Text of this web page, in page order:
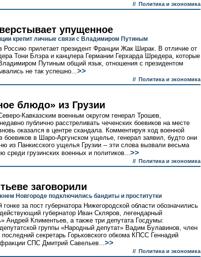
// Политика и экономика
упущенное
крепит личные связи с Владимиром Путиным
Россию прилетает президент Франции Жак Ширак. В отличие от
Тони Блэра и канцлера Германии Герхарда Шредера, которые
Путиным общий язык, отношения с президентом
не так успешно...>>
// Политика и экономика
блюдо» из Грузии
Кавказским военным округом генерал Трошев,
публично расстреливать чеченских боевиков на месте
оказался в центре скандала. Комментируя ход военной
боевиков в Шаро-Аргунском ущелье, генерал заявил, будто они
из Панкисского ущелья Грузии -- эти слова вызвали весьма
среди грузинских военных и политиков...>>
// Политика и экономика
заговорили
Новгороде подключились бандиты и проститутки
за пост губернатора Нижегородской области обозначились
губернатор Иван Скляров, легендарный
Андрей Климентьев, а также три депутата Госдумы:
группы «Народный депутат» Вадим Булавинов, член
секретарь Горьковского обкома КПСС Геннадий
СПС Дмитрий Савельев...>>
// Политика и экономика